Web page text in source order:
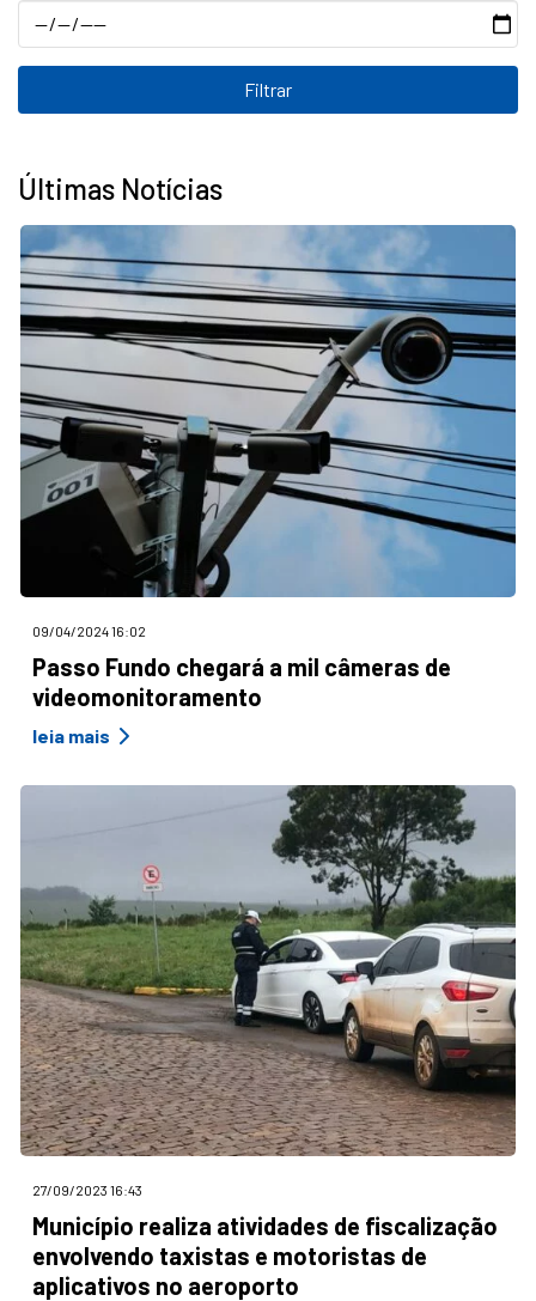
Data
Últimas Notícias
09/04/2024 16:02
Passo Fundo chegará a mil câmeras de
videomonitoramento
leia mais
27/09/2023 16:43
Município realiza atividades de fiscalização
envolvendo taxistas e motoristas de
aplicativos no aeroporto